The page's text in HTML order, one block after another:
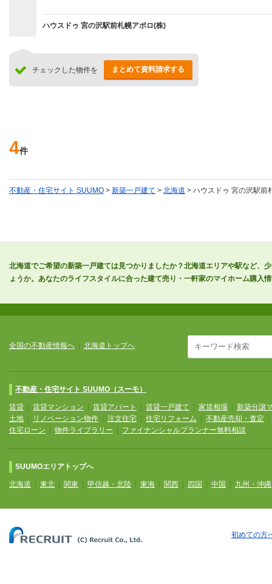
ハウスドゥ 宮の沢駅前札幌アポロ(株)
チェックした物件を まとめて資料請求する
4件
不動産・住宅サイト SUUMO > 新築一戸建て > 北海道 > ハウスドゥ 宮の沢駅前
北海道でご希望の新築一戸建ては見つかりましたか？北海道エリアや駅など、
ょうか。あなたのライフスタイルに合った建て売り・一軒家のマイホーム購入
全国の不動産情報へ 北海道トップへ
不動産・住宅サイト SUUMO（スーモ）
賃貸 賃貸マンション 賃貸アパート 賃貸一戸建て 家賃相場
新築分譲
土地
リノベーション物件 注文住宅 住宅リフォーム 不動産売却・査定
住宅ローン
物件ライブラリー ファイナンシャルプランナー無料相談
SUUMOエリアトップへ
北海道 東北 関東 甲信越・北陸 東海 関西 四国 中国 九州・沖縄
初めての方